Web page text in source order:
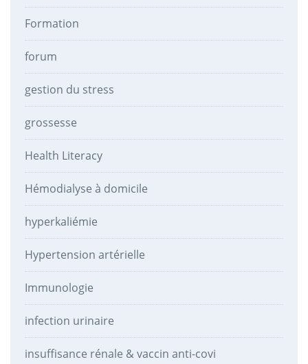
Formation
forum
gestion du stress
grossesse
Health Literacy
Hémodialyse à domicile
hyperkaliémie
Hypertension artérielle
Immunologie
infection urinaire
insuffisance rénale & vaccin anti-covi